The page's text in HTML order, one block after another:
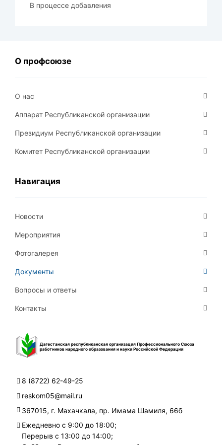
В процессе добавления
Дагестанская республиканская организация Профессионального Союза
работников народного образования и науки Российской Федерации
8 (8722) 62-49-25
reskom05@mail.ru
367015, г. Махачкала, пр. Имама Шамиля, 66б
Ежедневно с 9:00 до 18:00;
Перерыв с 13:00 до 14:00;
О профсоюзе
О нас
Аппарат Республиканской организации
Президиум Республиканской организации
Комитет Республиканской организации
Навигация
Новости
Мероприятия
Фотогалерея
Документы
Вопросы и ответы
Контакты